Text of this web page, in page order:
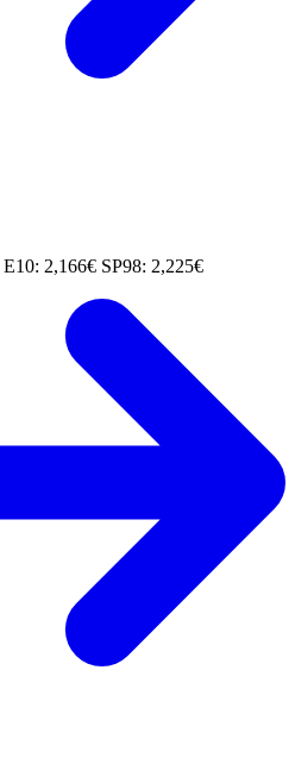
E10: 2,166€ SP98: 2,225€